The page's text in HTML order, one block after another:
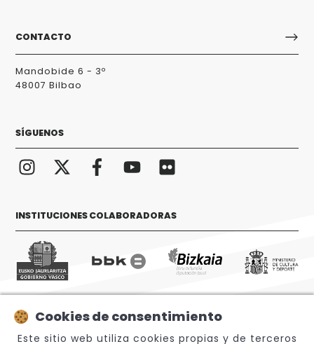
CONTACTO
Mandobide 6 - 3º
48007 Bilbao
SÍGUENOS
INSTITUCIONES COLABORADORAS
© 2026 Sabino Arana Fundazioa
Cookies de consentimiento
Este sitio web utiliza cookies propias y de terceros